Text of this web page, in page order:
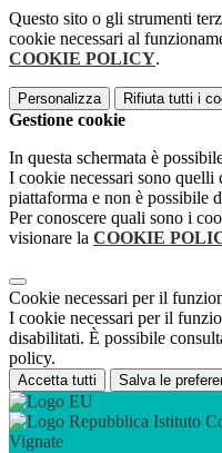
Questo sito o gli strumenti
cookie necessari al
COOKIE POLICY.
Personalizza Rifiuta tutti i
Gestione cookie
In questa schermata è
I cookie necessari sono
piattaforma e non è possibile
Per conoscere quali sono i
visionare la COOKIE
Cookie necessari per il
I cookie necessari per il
disabilitati. È possibile
policy.
Accetta tutti Salva le
Istituto
Vignate